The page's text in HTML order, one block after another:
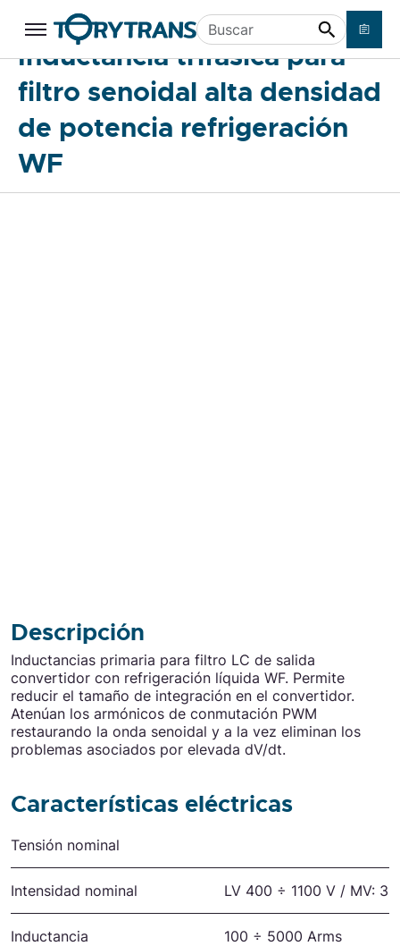
Ir a contenido principal Buscar
Inductancia trifásica para filtro
senoidal alta densidad de potencia
refrigeración WF
Inductancia trifásica para
filtro senoidal alta densidad
de potencia refrigeración
WF
Descripción
Inductancias primaria para filtro LC de salida
convertidor con refrigeración líquida WF. Permite
reducir el tamaño de integración en el convertidor.
Atenúan los armónicos de conmutación PWM
restaurando la onda senoidal y a la vez eliminan los
problemas asociados por elevada dV/dt.
Características eléctricas
Tensión nominal
Intensidad nominal LV 400 ÷ 1100 V / MV:
Inductancia 100 ÷ 5000 Arms